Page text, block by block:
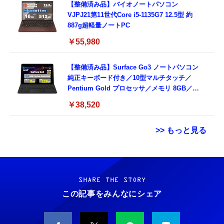
【整備済み品】バイオノートパソコン
VJPJ21第11世代Core i5-1135G7 12.5型 約
887g超軽量ノートPC
￥55,980
【整備済み品】Surface Go3 ノートパソコン
純正キーボード付き／10型マルチタッチ／
Pentium Gold プロセッサ／メモリ 8GB／
Bluetooth5.0／USB-C／1080p顔認証カメラ
￥38,520
>> もっと見る
Grithope イヤホン タイプC【2026新モデル
耐久性】 有線イヤホン マイク付き HiFi音質
ノイズ低減 重低音 遅延なし
￥949
タイプc 寝ホンイヤホン 寝ホン type-c 有線
霊界コミュニケーションロボット BAKETAN
WARASHI ばけたん ワラシ 改 KAI
￥5,400
SHARE THE STORY
この記事をみんなにシェア